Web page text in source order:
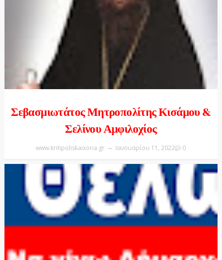
Σεβασμιωτάτος Μητροπολίτης Κισάμου &
Σελίνου Αμφιλοχίος
www.kritipoliskaixoria.gr Ιανουαρίου 11, 2022 0